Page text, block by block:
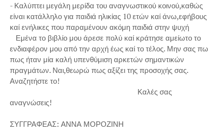
- Καλύπτει μεγάλη μερίδα του αναγνωστικού κοινού,καθώς
είναι κατάλληλο για παιδιά ηλικίας 10 ετών καί άνω,εφήβους
καί ενήλικες που παραμένουν ακόμη παιδιά στην ψυχή
Εμένα το βιβλίο μου άρεσε πολύ καί κράτησε αμείωτο το
ενδιαφέρον μου από την αρχή έως καί το τέλος. Μην σας πω
πως ήταν μία καλή υπενθύμιση αρκετών σημαντικών
πραγμάτων. Ναι,θεωρώ πως αξίζει της προσοχής σας.
Αναζητήστε το!
Καλές σας
αναγνώσεις!
ΣΥΓΓΡΑΦΕΑΣ: ΑΝΝΑ ΜΟΡΟΖΙΝΗ